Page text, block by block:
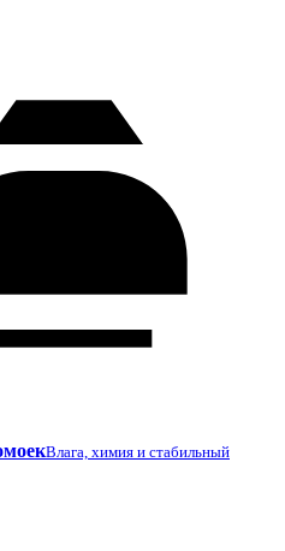
Влага, химия и стабильный